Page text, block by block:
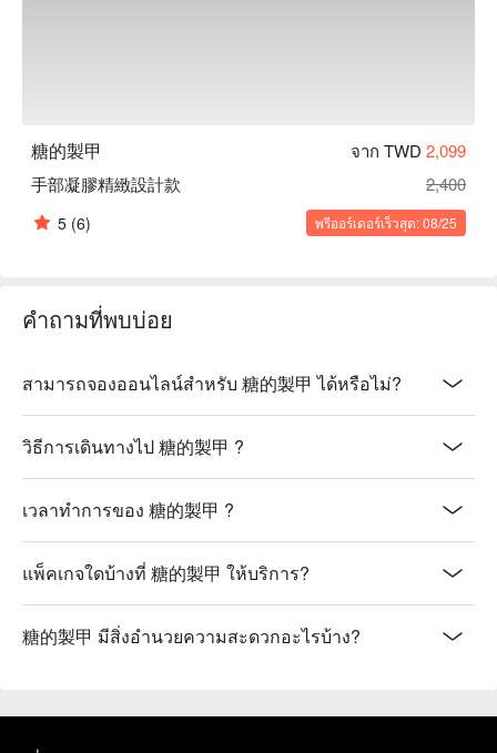
糖的製甲 จาก TWD 2,099
手部凝膠精緻設計款
2,400
5 (6) พรีออร์เดอร์เร็วสุด: 08/25
คำถามที่พบบ่อย
สามารถจองออนไลน์สำหรับ 糖的製甲 ได้หรือไม่?
วิธีการเดินทางไป 糖的製甲 ?
เวลาทำการของ 糖的製甲 ?
แพ็คเกจใดบ้างที่ 糖的製甲 ให้บริการ?
糖的製甲 มีสิ่งอำนวยความสะดวกอะไรบ้าง?